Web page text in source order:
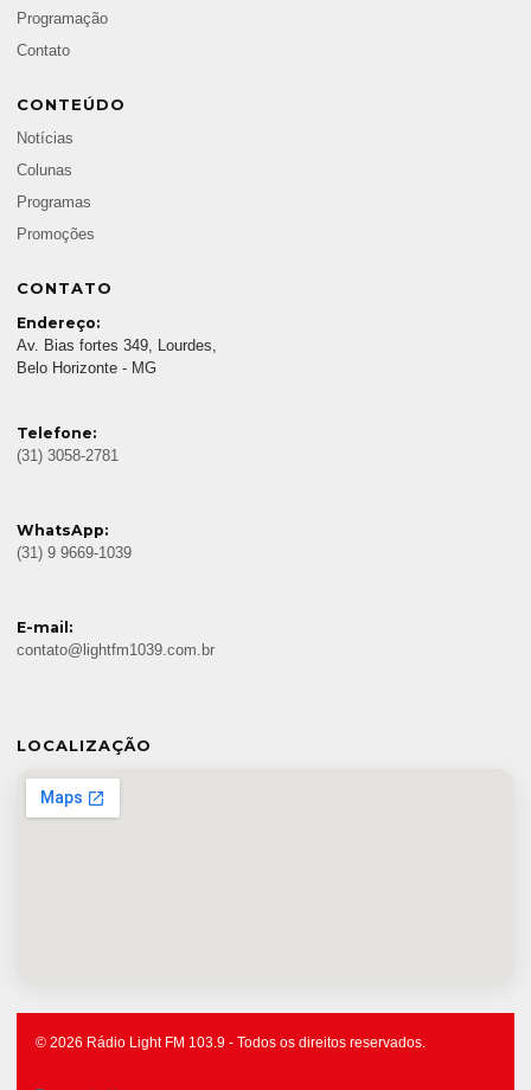
Programação
Contato
CONTEÚDO
Notícias
Colunas
Programas
Promoções
CONTATO
Endereço:
Av. Bias fortes 349, Lourdes,
Belo Horizonte - MG
Telefone:
(31) 3058-2781
WhatsApp:
(31) 9 9669-1039
E-mail:
contato@lightfm1039.com.br
LOCALIZAÇÃO
© 2026 Rádio Light FM 103.9 - Todos os direitos reservados.